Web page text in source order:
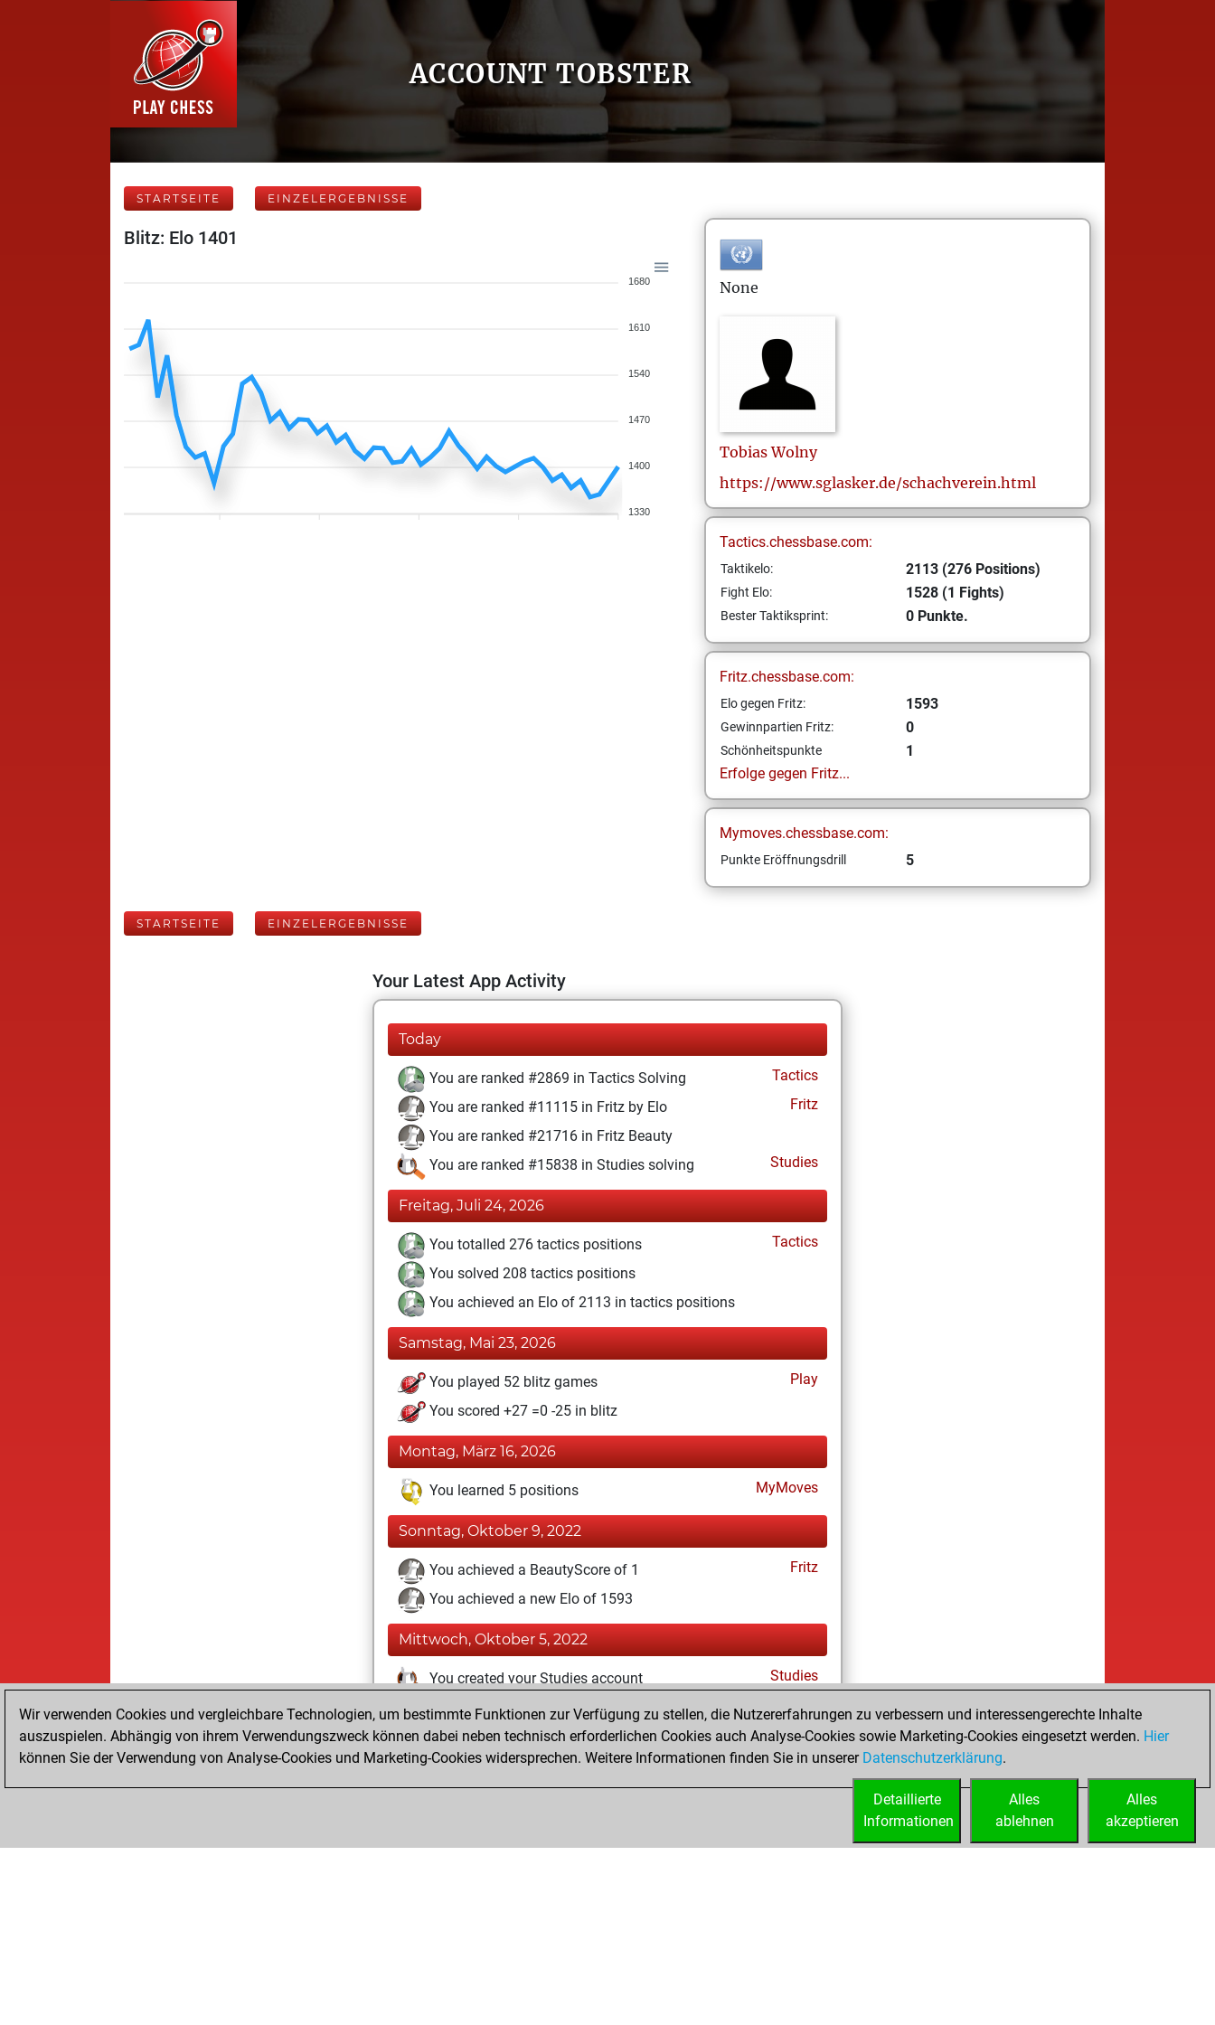
ACCOUNT TOBSTER
STARTSEITE EINZELERGEBNISSE
Blitz: Elo 1401
1680
1610
1540
1470
1400
1330
None
Tobias Wolny
https://www.sglasker.de/schachverein.html
Tactics.chessbase.com:
Taktikelo: 2113 (276 Positions)
Fight Elo: 1528 (1 Fights)
Bester Taktiksprint: 0 Punkte.
Fritz.chessbase.com:
Elo gegen Fritz: 1593
Gewinnpartien Fritz: 0
Schönheitspunkte
1
Erfolge gegen Fritz...
Mymoves.chessbase.com:
Punkte Eröffnungsdrill 5
STARTSEITE EINZELERGEBNISSE
Your Latest App Activity
Today
You are ranked #2869 in Tactics Solving
Tactics
You are ranked #11115 in Fritz by Elo
Fritz
You are ranked #21716 in Fritz Beauty
You are ranked #15838 in Studies solving
Studies
Freitag, Juli 24, 2026
You totalled 276 tactics positions
Tactics
You solved 208 tactics positions
You achieved an Elo of 2113 in tactics positions
Samstag, Mai 23, 2026
You played 52 blitz games
Play
You scored +27 =0 -25 in blitz
Montag, März 16, 2026
You learned 5 positions MyMoves
Sonntag, Oktober 9, 2022
You achieved a BeautyScore of 1
Fritz
You achieved a new Elo of 1593
Mittwoch, Oktober 5, 2022
You created your Studies account Studies
Freitag, Januar 1, 2021
You created your Fritz account Fritz
Wir verwenden Cookies und vergleichbare Technologien, um bestimmte Funktionen zur Verfügung zu stellen, die Nutzererfahrungen zu verbessern und interessengerechte Inhalte
auszuspielen. Abhängig von ihrem Verwendungszweck können dabei neben technisch erforderlichen Cookies auch Analyse-Cookies sowie Marketing-Cookies eingesetzt werden. Hier
können Sie der Verwendung von Analyse-Cookies und Marketing-Cookies widersprechen. Weitere Informationen finden Sie in unserer Datenschutzerklärung.
Alles
akzeptieren
Alles
ablehnen
Detaillierte
Informationen